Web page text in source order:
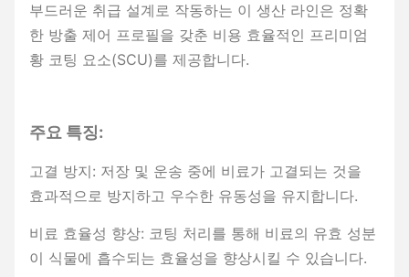
부드러운 취급 설계로 작동하는 이 생산 라인은 정확
한 방출 제어 프로필을 갖춘 비용 효율적인 프리미엄
황 코팅 요소(SCU)를 제공합니다.
주요 특징:
고결 방지: 저장 및 운송 중에 비료가 고결되는 것을
효과적으로 방지하고 우수한 유동성을 유지합니다.
비료 효율성 향상: 코팅 처리를 통해 비료의 유효 성분
이 식물에 흡수되는 효율성을 향상시킬 수 있습니다.